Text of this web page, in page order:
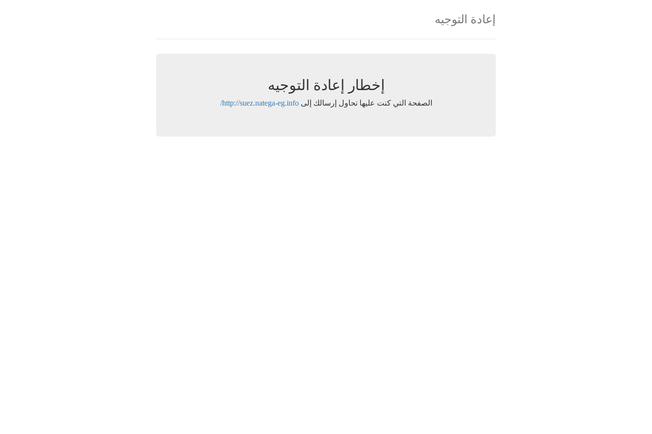
إعادة التوجيه
إخطار إعادة التوجيه
الصفحة التي كنت عليها تحاول إرسالك إلىhttp://suez.natega-eg.info/